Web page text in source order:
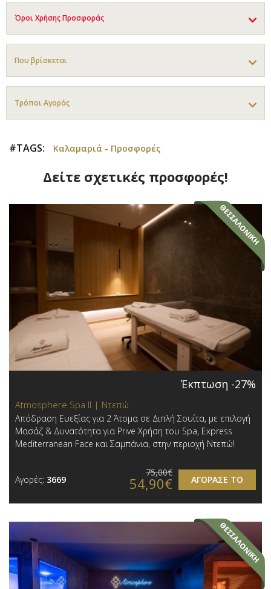
Όροι Χρήσης Προσφοράς
Που βρίσκεται
Τρόποι Αγοράς
#TAGS: Καλαμαριά - Προσφορές
Δείτε σχετικές προσφορές!
Έκπτωση -27%
Atmosphere Spa ΙΙ | Ντεπώ
Απόδραση Ευεξίας για 2 Άτομα σε Διπλή Σουίτα, με επιλογή
Μασάζ & Δυνατότητα για Prive Χρήση του Spa, Express
Mediterranean Face και Σαμπάνια, στην περιοχή Ντεπώ!
Αγορές: 3669 ΑΓΟΡΑΣΕ ΤΟ
75,00€
54,90€